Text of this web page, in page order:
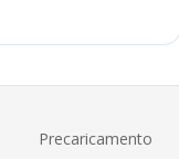
Precaricamento